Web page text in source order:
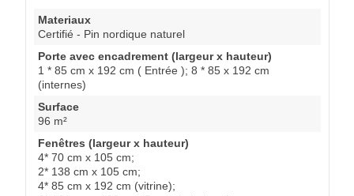
Materiaux
Certifié - Pin nordique naturel
Porte avec encadrement (largeur x hauteur)
1 * 85 cm x 192 cm ( Entrée ); 8 * 85 x 192 cm
(internes)
Surface
96 m²
Fenêtres (largeur x hauteur)
4* 70 cm x 105 cm;
2* 138 cm x 105 cm;
4* 85 cm x 192 cm (vitrine);